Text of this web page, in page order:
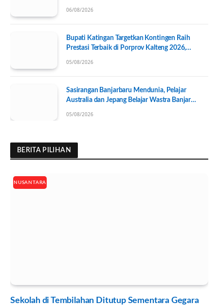
06/08/2026
Bupati Katingan Targetkan Kontingen Raih
Prestasi Terbaik di Porprov Kalteng 2026,
05/08/2026
Sasirangan Banjarbaru Mendunia, Pelajar
Australia dan Jepang Belajar Wastra Banjar
05/08/2026
BERITA PILIHAN
NUSANTARA
Sekolah di Tembilahan Ditutup Sementara Gegara